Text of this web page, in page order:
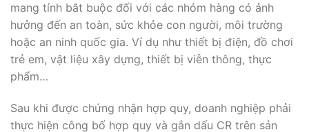
mang tính bắt buộc đối với các nhóm hàng có ảnh
hưởng đến an toàn, sức khỏe con người, môi trường
hoặc an ninh quốc gia. Ví dụ như thiết bị điện, đồ chơi
trẻ em, vật liệu xây dựng, thiết bị viễn thông, thực
phẩm…
Sau khi được chứng nhận hợp quy, doanh nghiệp phải
thực hiện công bố hợp quy và gắn dấu CR trên sản